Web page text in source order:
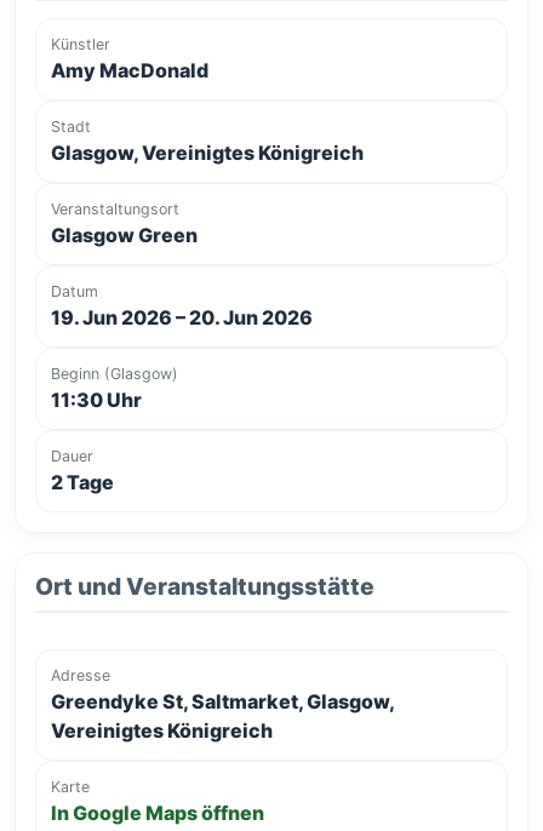
Künstler
Amy MacDonald
Stadt
Glasgow, Vereinigtes Königreich
Veranstaltungsort
Glasgow Green
Datum
19. Jun 2026 – 20. Jun 2026
Beginn (Glasgow)
11:30 Uhr
Dauer
2 Tage
Ort und Veranstaltungsstätte
Adresse
Greendyke St, Saltmarket, Glasgow,
Vereinigtes Königreich
Karte
In Google Maps öffnen